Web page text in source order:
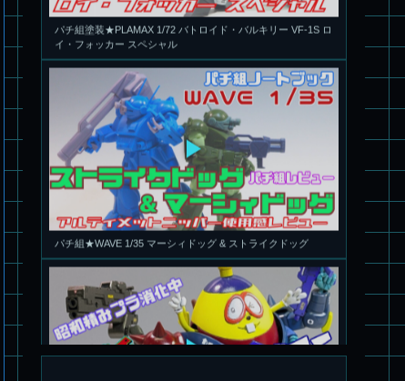
パチ組★WAVE 1/35 マーシィドッグ & ストライクドッグ
旧キット製作★アオシマ ロボダッチ モビルタマゴロー